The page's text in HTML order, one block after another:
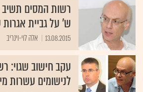
ש' על גביית
13.08.2015 אלה לוי-וינריב
עקב חישוב שגוי:
לנישומים עשרות